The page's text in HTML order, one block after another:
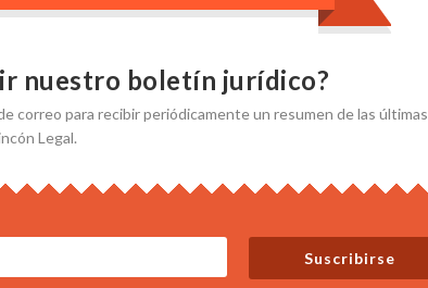
Evernote
noticias
recibir las últimas noticias de nuestro blog
nuestro boletín jurídico?
correo para recibir periódicamente un resumen de las últimas
Legal.
Suscribirse